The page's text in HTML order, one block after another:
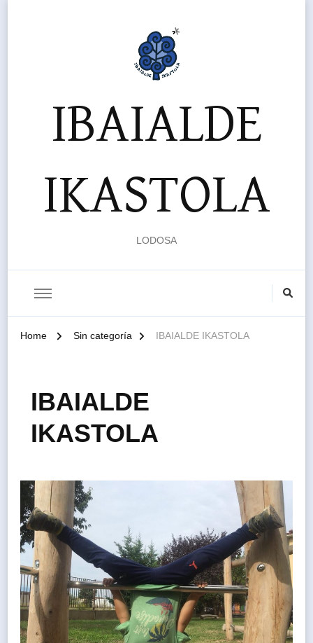
IBAIALDE
IKASTOLA
LODOSA
Home Sin categoría IBAIALDE IKASTOLA
IBAIALDE
IKASTOLA